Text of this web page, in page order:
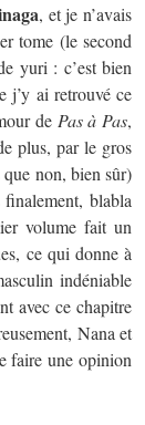
, et je n’avais
tome (le second
yuri : c’est bien
j’y ai retrouvé ce
de Pas à Pas,
plus, par le gros
non, bien sûr)
blabla
volume fait un
ce qui donne à
indéniable
avec ce chapitre
Nana et
faire une opinion